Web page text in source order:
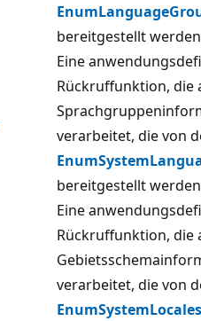
bereitgestellt
Eine
Rückruffunktion, die
verarbeitet, die von
bereitgestellt
Eine
Rückruffunktion, die
verarbeitet, die von
EnumSystemLocales